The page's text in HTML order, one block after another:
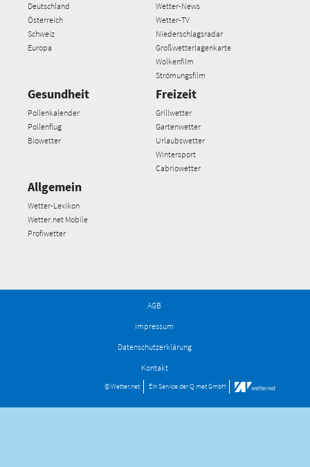
Deutschland
Österreich
Schweiz
Europa
Wetter-News
Wetter-TV
Niederschlagsradar
Großwetterlagenkarte
Wolkenfilm
Strömungsfilm
Gesundheit
Pollenkalender
Pollenflug
Biowetter
Freizeit
Grillwetter
Gartenwetter
Urlaubswetter
Wintersport
Cabriowetter
Allgemein
Wetter-Lexikon
Wetter.net Mobile
Profiwetter
AGB
Impressum
Datenschutzerklärung
Kontakt
© Wetter.net Ein Service derQ.met GmbH